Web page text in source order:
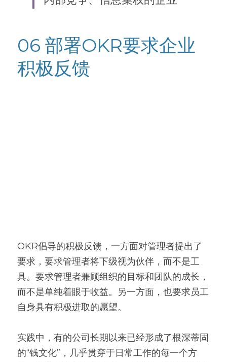
06 部署OKR要求企业
积极反馈
OKR倡导的积极反馈，一方面对管理者提出了
要求，要求管理者将下级视为伙伴，而不是工
具。要求管理者兼顾组织的目标和团队的成长，
而不是单纯着眼于收益。另一方面，也要求员工
自身具有积极进取的愿望。
实践中，有的公司长期以来已经形成了根深蒂固
的“钱文化”，几乎贯穿于日常工作的每一个方